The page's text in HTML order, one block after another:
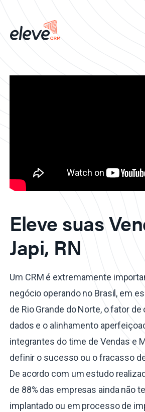
Eleve suas
Japi, RN
Um CRM é extremamente
negócio operando no Brasil, em
de Rio Grande do Norte, o fator
dados e o alinhamento
integrantes do time de Vendas e
definir o sucesso ou o fracasso
De acordo com um estudo
de 88% das empresas ainda não
implantado ou em processo de